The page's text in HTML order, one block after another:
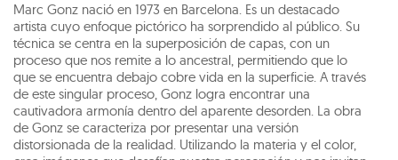
Marc Gonz nació en 1973 en Barcelona. Es un destacado
artista cuyo enfoque pictórico ha sorprendido al público. Su
técnica se centra en la superposición de capas, con un
proceso que nos remite a lo ancestral, permitiendo que lo
que se encuentra debajo cobre vida en la superficie. A través
de este singular proceso, Gonz logra encontrar una
cautivadora armonía dentro del aparente desorden. La obra
de Gonz se caracteriza por presentar una versión
distorsionada de la realidad. Utilizando la materia y el color,